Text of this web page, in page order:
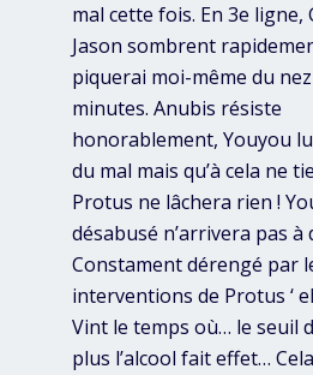
mal cette fois. En 3e ligne,
Jason sombrent
piquerai moi-même du
minutes. Anubis résiste
honorablement, Youyou
du mal mais qu’à cela ne
Protus ne lâchera rien !
désabusé n’arrivera pas à
Constament dérengé par
interventions de Protus ‘
Vint le temps où… le seuil
plus l’alcool fait effet…